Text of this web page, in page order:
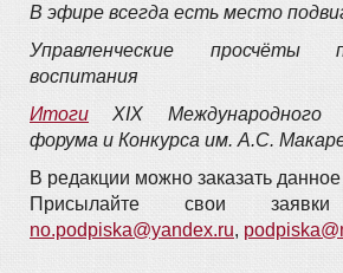
В эфире всегда есть место
Управленческие просчёты
воспитания
Итоги XIX Международного
форума и Конкурса им. А.С.
В редакции можно заказать
Присылайте свои
no.podpiska@yandex.ru,